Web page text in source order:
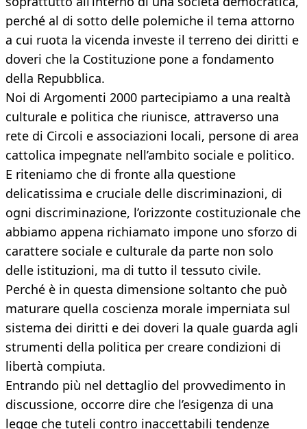
perché al di sotto delle polemiche il tema attorno
a cui ruota la vicenda investe il terreno dei diritti e
doveri che la Costituzione pone a fondamento
della Repubblica.
Noi di Argomenti 2000 partecipiamo a una realtà
culturale e politica che riunisce, attraverso una
rete di Circoli e associazioni locali, persone di area
cattolica impegnate nell’ambito sociale e politico.
E riteniamo che di fronte alla questione
delicatissima e cruciale delle discriminazioni, di
ogni discriminazione, l’orizzonte costituzionale che
abbiamo appena richiamato impone uno sforzo di
carattere sociale e culturale da parte non solo
delle istituzioni, ma di tutto il tessuto civile.
Perché è in questa dimensione soltanto che può
maturare quella coscienza morale imperniata sul
sistema dei diritti e dei doveri la quale guarda agli
strumenti della politica per creare condizioni di
libertà compiuta.
Entrando più nel dettaglio del provvedimento in
discussione, occorre dire che l’esigenza di una
legge che tuteli contro inaccettabili tendenze